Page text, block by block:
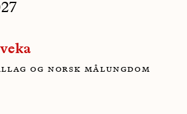
og norsk målungdom